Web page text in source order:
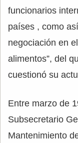
funcionarios
países , como
negociación en
alimentos”, del
cuestionó su
Entre marzo de
Subsecretario
Mantenimiento